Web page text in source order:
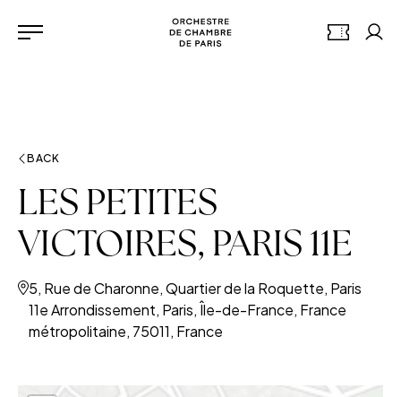
Orchestre de chambre
Menu
TICKETSMy
BACK
LES PETITES
VICTOIRES, PARIS 11E
5, Rue de Charonne, Quartier de la Roquette, Paris
11e Arrondissement, Paris, Île-de-France, France
métropolitaine, 75011, France